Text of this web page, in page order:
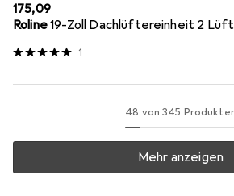
EUR
175,09
Roline19-Zoll Dachlüftereinheit 2
1
48 von 345
Mehr anzeigen